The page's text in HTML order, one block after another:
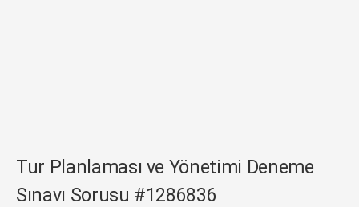
Tur Planlaması ve Yönetimi Deneme
Sınavı Sorusu #1286836